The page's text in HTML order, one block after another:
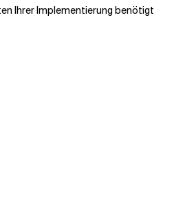
Ihrer Implementierung benötigt